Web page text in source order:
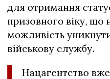
для отримання
призовного віку, що
можливість
військову службу.
Нацагентство